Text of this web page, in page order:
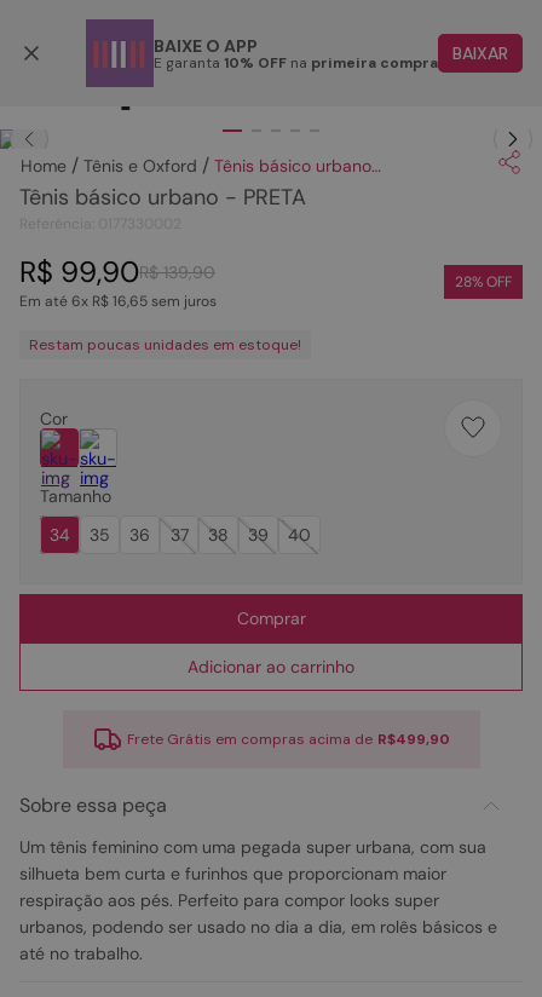
BAIXE O APP
E garanta 10% OFF na primeira compra BAIXAR
Tênis e Oxford Tênis básico urbano - PRETA
Tênis básico urbano - PRETA
R$ 139,90
R$ 99,90
Em até6x R$16,65sem juros
28% OFF
Restam poucas unidades em estoque!
Cor
Tamanho
34
35 36 37 38 39 40
Comprar
Adicionar ao carrinho
Frete Grátis em compras acima de R$499,90
Sobre essa peça
Um tênis feminino com uma pegada super urbana, com sua
silhueta bem curta e furinhos que proporcionam maior
respiração aos pés. Perfeito para compor looks super
urbanos, podendo ser usado no dia a dia, em rolês básicos e
até no trabalho.
1º
2º
tenis
4º
rasteira
5º
sandalia
6º
tamanco
sapatilha
couro
10º scarpin